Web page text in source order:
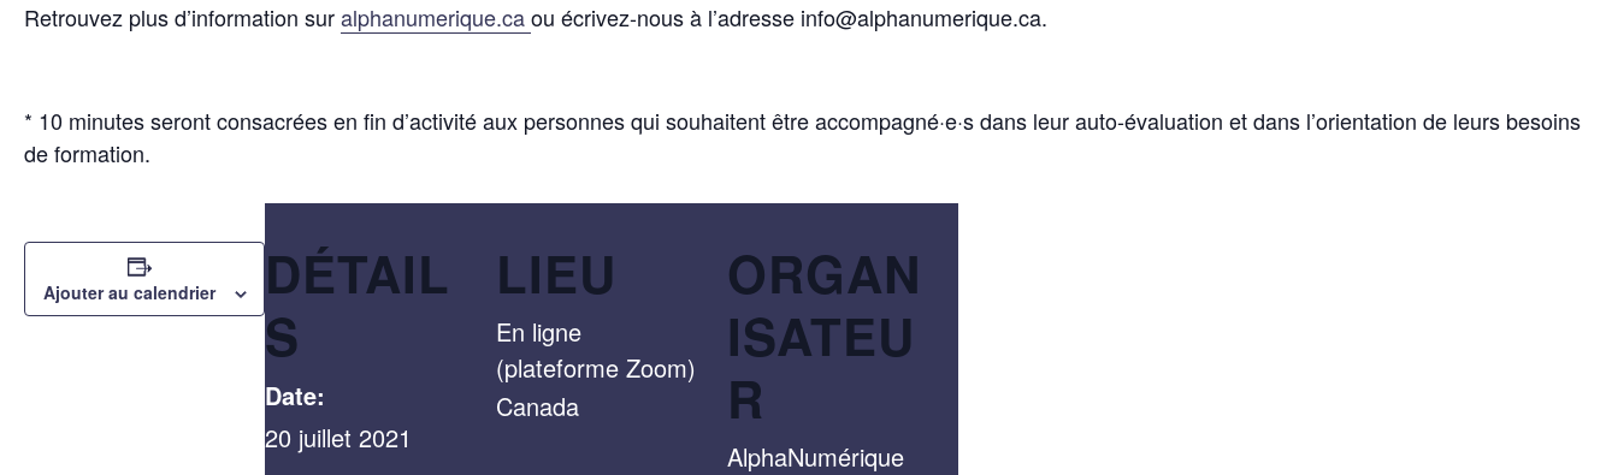
Retrouvez plus d’information suralphanumerique.caou écrivez-nous à l’adresse info@alphanumerique.ca.
* 10 minutes seront consacrées en fin d’activité aux personnes qui souhaitent être accompagné·e·s dans leur auto-évaluation et dans l’orientation de leurs besoins
de formation.
Ajouter au calendrier
DÉTAIL
S
Date:
20 juillet 2021
LIEU
En ligne
(plateforme Zoom)
Canada
ORGAN
ISATEU
R
AlphaNumérique